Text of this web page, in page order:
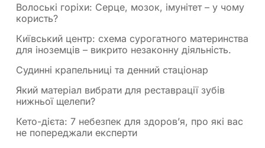
Волоські горіхи: Серце, мозок, імунітет – у чому
користь?
Київський центр: схема сурогатного материнства
для іноземців – викрито незаконну діяльність.
Судинні крапельниці та денний стаціонар
Який матеріал вибрати для реставрації зубів
нижньої щелепи?
Кето-дієта: 7 небезпек для здоров’я, про які вас
не попереджали експерти